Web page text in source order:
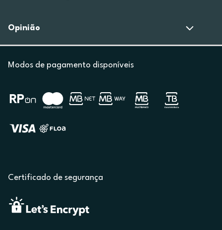
Opinião
Modos de pagamento disponíveis
Certificado de segurança